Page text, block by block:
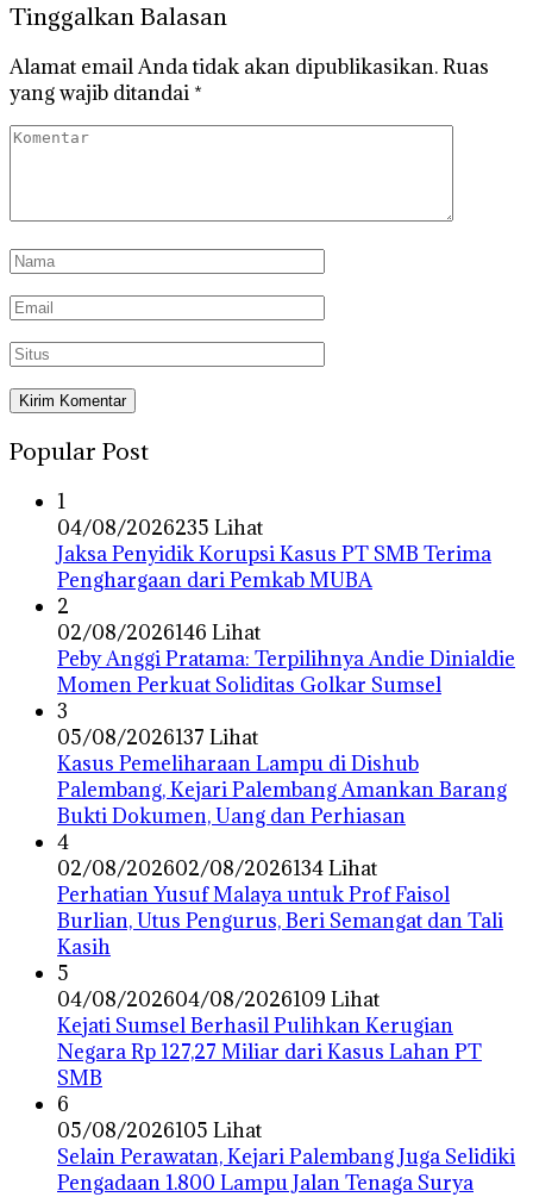
Tinggalkan Balasan
Alamat email Anda tidak akan dipublikasikan.Ruas
yang wajib ditandai *
Popular Post
1
04/08/2026235 Lihat
Jaksa Penyidik Korupsi Kasus PT SMB Terima
Penghargaan dari Pemkab MUBA
2
02/08/2026146 Lihat
Peby Anggi Pratama: Terpilihnya Andie Dinialdie
Momen Perkuat Soliditas Golkar Sumsel
3
05/08/2026137 Lihat
Kasus Pemeliharaan Lampu di Dishub
Palembang, Kejari Palembang Amankan Barang
Bukti Dokumen, Uang dan Perhiasan
4
02/08/202602/08/2026134 Lihat
Perhatian Yusuf Malaya untuk Prof Faisol
Burlian, Utus Pengurus, Beri Semangat dan Tali
Kasih
5
04/08/202604/08/2026109 Lihat
Kejati Sumsel Berhasil Pulihkan Kerugian
Negara Rp 127,27 Miliar dari Kasus Lahan PT
SMB
6
05/08/2026105 Lihat
Selain Perawatan, Kejari Palembang Juga Selidiki
Pengadaan 1.800 Lampu Jalan Tenaga Surya